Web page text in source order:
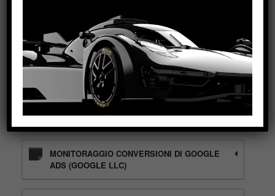
SEGMENTI DI PUBBLICO SIMILI DI GOOGLE
ADS (GOOGLE LLC)
GOOGLE AD MANAGER (GOOGLE LLC)
GOOGLE ADS CUSTOMER MATCH (GOOGLE
LLC)
MONITORAGGIO CONVERSIONI DI GOOGLE
ADS (GOOGLE LLC)